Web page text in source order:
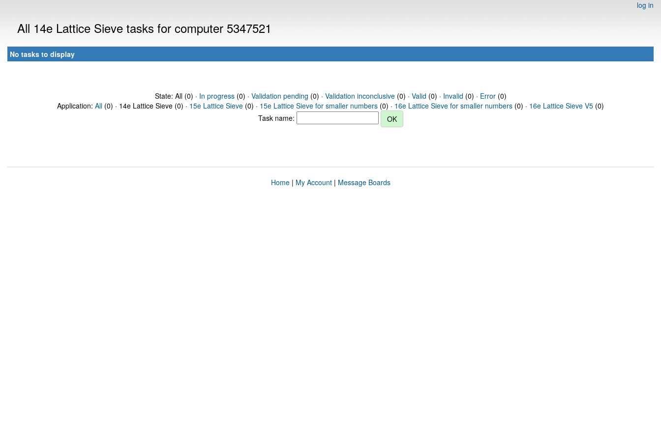
log in
All 14e Lattice Sieve tasks for computer 5347521
No tasks to display
State: All (0) · In progress(0) · Validation pending (0) · Validation inconclusive(0) · Valid (0) · Invalid (0) · Error(0)
Application: All (0) · 14e Lattice Sieve (0) · 15e Lattice Sieve (0) · 15e Lattice Sieve for smaller numbers (0) · 16e Lattice Sieve for smaller numbers (0) · 16e Lattice Sieve V5 (0)
Task name:
Home| My Account| Message Boards